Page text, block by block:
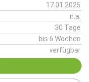
17.01.2025
n.a.
30 Tage
bis 6 Wochen
verfügbar